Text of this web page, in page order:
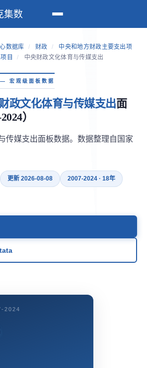
集数
数据库 / 财政 /
中央和地方财政主要支出项
目 / 中央财政文化体育与传媒支出
宏观级面板数据
政文化体育与传媒支出面
）
传媒支出面板数据。数据整理自国家
更新 2026-08-08 2007-2024 · 18年
2024